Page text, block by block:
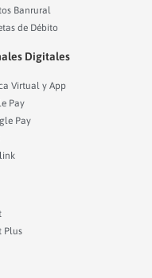
Banrural
de Débito
Digitales
Virtual y App
Pay
Pay
Plus